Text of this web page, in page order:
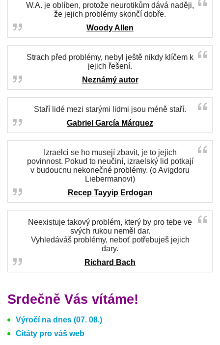
W.A. je oblíben, protože neurotikům dává naději,
že jejich problémy skončí dobře.
Woody Allen
Strach před problémy, nebyl ještě nikdy klíčem k
jejich řešení.
Neznámý autor
Staří lidé mezi starými lidmi jsou méně staří.
Gabriel García Márquez
Izraelci se ho musejí zbavit, je to jejich
povinnost. Pokud to neučiní, izraelský lid potkají
v budoucnu nekonečné problémy. (o Avigdoru
Liebermanovi)
Recep Tayyip Erdogan
Neexistuje takový problém, který by pro tebe ve
svých rukou neměl dar.
Vyhledáváš problémy, neboť potřebuješ jejich
dary.
Richard Bach
Srdečně Vás vítáme!
Výročí na dnes (07. 08.)
Citáty pro váš web